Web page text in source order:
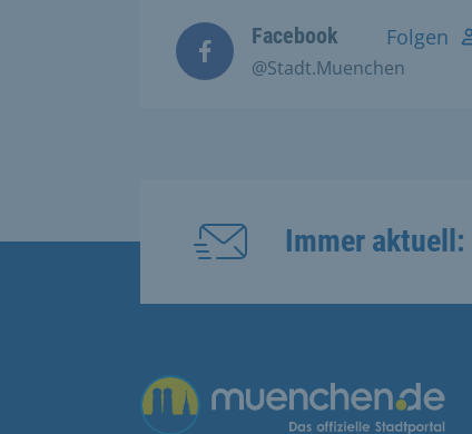
Facebook
@Stadt.Muenchen
Folgen
Immer
Übergreifende Links